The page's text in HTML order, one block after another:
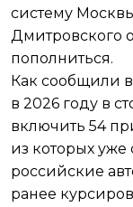
систему
Дмитровского
пополниться.
Как сообщили
в 2026 году в
включить 54
из которых уже
российские
ранее